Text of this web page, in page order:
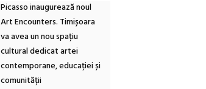
Picasso inaugurează noul
Art Encounters. Timișoara
va avea un nou spațiu
cultural dedicat artei
contemporane, educației și
comunității